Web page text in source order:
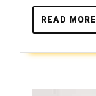
READ MORE